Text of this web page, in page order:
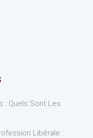
: Quels Sont Les
Libérale :